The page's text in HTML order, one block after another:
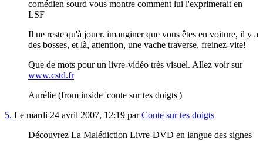
comédien sourd vous montre comment lui l'exprimerait en
LSF
Il ne reste qu'à jouer. imanginer que vous êtes en voiture, il y a
des bosses, et là, attention, une vache traverse, freinez-vite!
Que de mots pour un livre-vidéo très visuel. Allez voir sur
www.cstd.fr
Aurélie (from inside 'conte sur tes doigts')
5. Le mardi 24 avril 2007, 12:19 parConte sur tes doigts
Découvrez La Malédiction Livre-DVD en langue des signes